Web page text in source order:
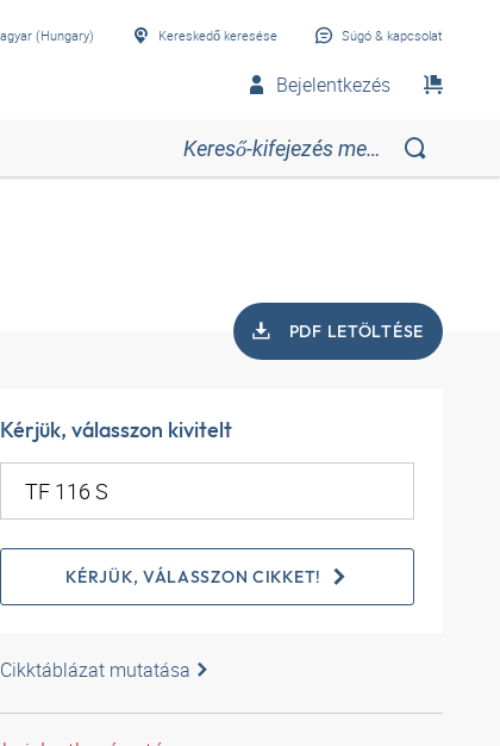
(Hungary) Kereskedő keresése Súgó & kapcsolat
Bejelentkezés
PDF LETÖLTÉSE
Kérjük, válasszon kivitelt
KÉRJÜK, VÁLASSZON CIKKET!
Cikktáblázat mutatása